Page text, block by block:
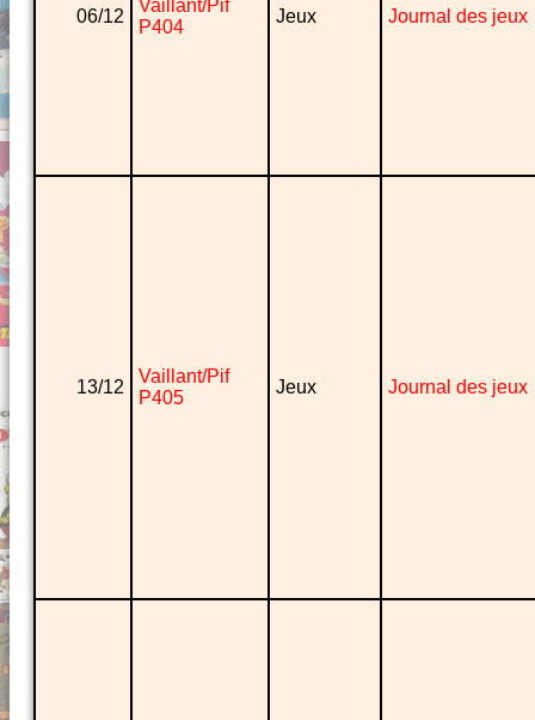
06/12
Vaillant/Pif
P404
Jeux Journal des jeux
13/12
Vaillant/Pif
P405
Jeux Journal des jeux